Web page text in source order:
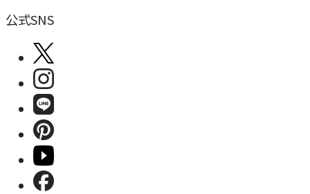
公式SNS